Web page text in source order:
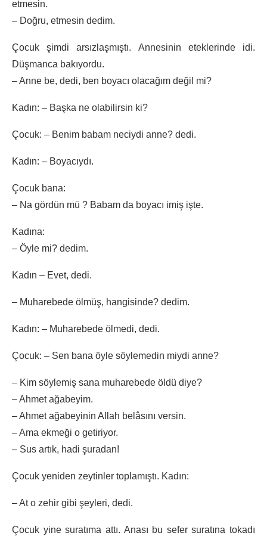
etmesin.
– Doğru, etmesin dedim.
Çocuk şimdi arsızlaşmıştı. Annesinin eteklerinde idi.
Düşmanca bakıyordu.
– Anne be, dedi, ben boyacı olacağım değil mi?
Kadın: – Başka ne olabilirsin ki?
Çocuk: – Benim babam neciydi anne? dedi.
Kadın: – Boyacıydı.
Çocuk bana:
– Na gördün mü ? Babam da boyacı imiş işte.
Kadına:
– Öyle mi? dedim.
Kadın – Evet, dedi.
– Muharebede ölmüş, hangisinde? dedim.
Kadın: – Muharebede ölmedi, dedi.
Çocuk: – Sen bana öyle söylemedin miydi anne?
– Kim söylemiş sana muharebede öldü diye?
– Ahmet ağabeyim.
– Ahmet ağabeyinin Allah belâsını versin.
– Ama ekmeği o getiriyor.
– Sus artık, hadi şuradan!
Çocuk yeniden zeytinler toplamıştı. Kadın:
– At o zehir gibi şeyleri, dedi.
Çocuk yine suratıma attı. Anası bu sefer suratına tokadı